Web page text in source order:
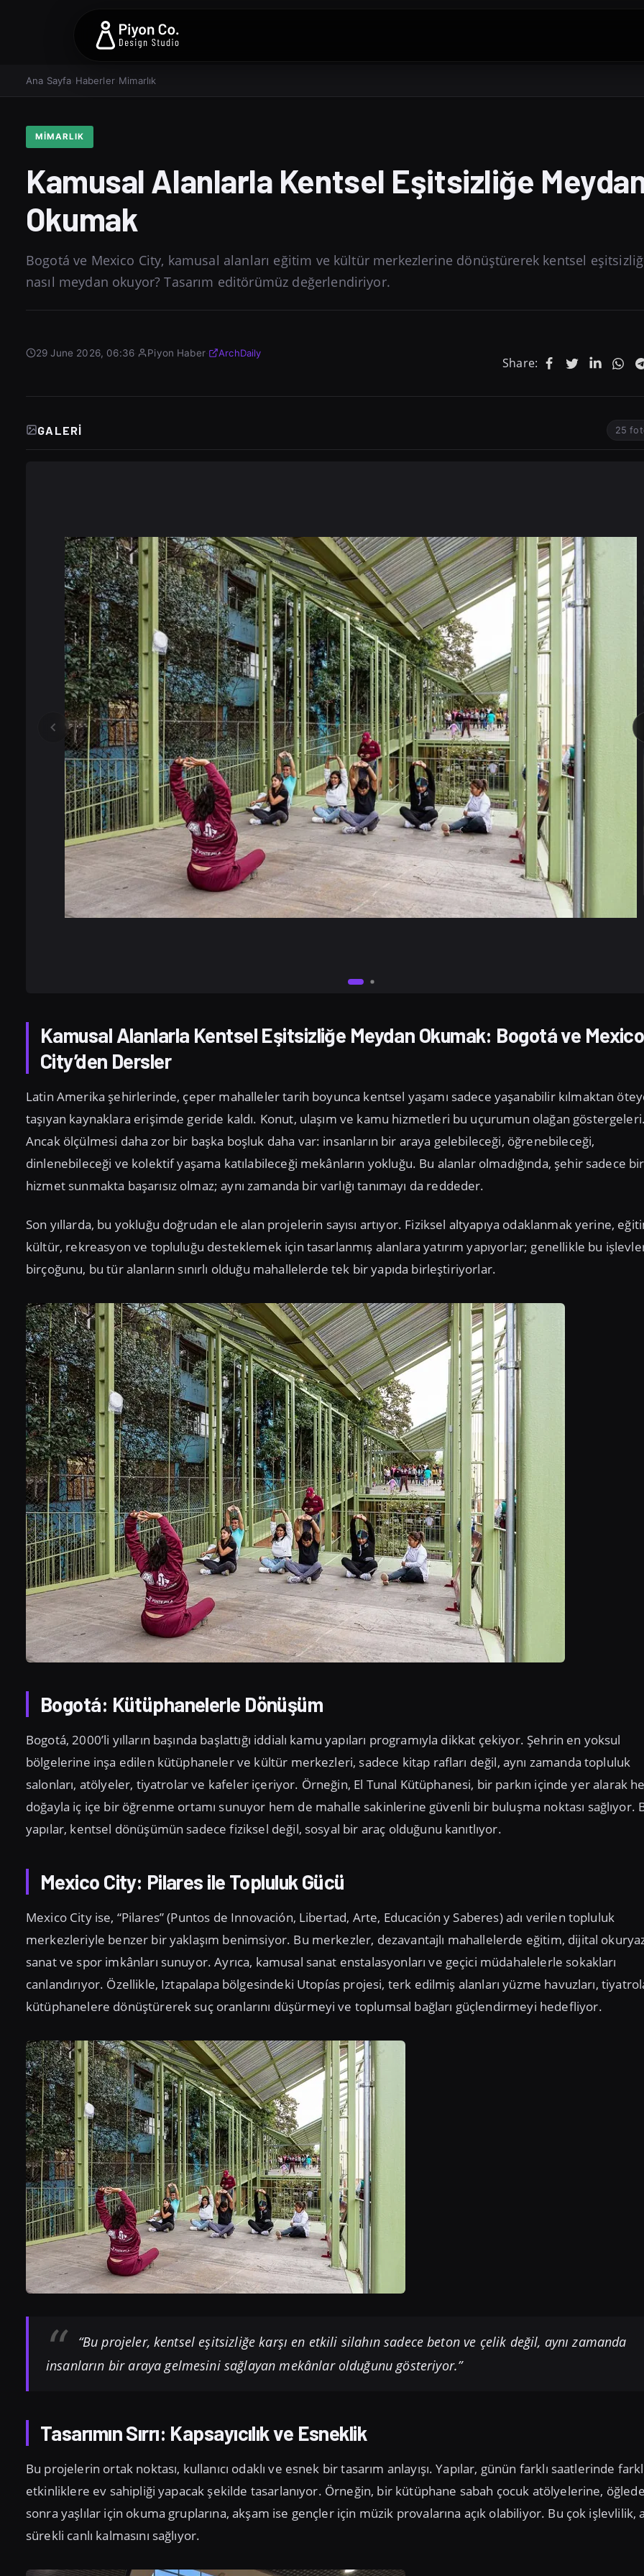
Ana Sayfa Haberler› Mimarlık
MIMARLIK
Kamusal Alanlarla Kentsel Eşitsizliğe
Okumak
Bogotá ve Mexico City, kamusal alanları eğitim ve kültür merkezlerine dönüştürerek kentsel
nasıl meydan okuyor? Tasarım editörümüz değerlendiriyor.
29 June 2026, 06:36 Piyon Haber· ArchDaily
Share:
GALERI 25
Kamusal Alanlarla Kentsel Eşitsizliğe Meydan Okumak: Bogotá ve Mexico
City’den Dersler
Latin Amerika şehirlerinde, çeper mahalleler tarih boyunca kentsel yaşamı sadece yaşanabilir kılmaktan
taşıyan kaynaklara erişimde geride kaldı. Konut, ulaşım ve kamu hizmetleri bu uçurumun olağan göstergeleri.
Ancak ölçülmesi daha zor bir başka boşluk daha var: insanların bir araya gelebileceği, öğrenebileceği,
dinlenebileceği ve kolektif yaşama katılabileceği mekânların yokluğu. Bu alanlar olmadığında, şehir sadece bir
hizmet sunmakta başarısız olmaz; aynı zamanda bir varlığı tanımayı da reddeder.
Son yıllarda, bu yokluğu doğrudan ele alan projelerin sayısı artıyor. Fiziksel altyapıya odaklanmak yerine,
kültür, rekreasyon ve topluluğu desteklemek için tasarlanmış alanlara yatırım yapıyorlar; genellikle bu
birçoğunu, bu tür alanların sınırlı olduğu mahallelerde tek bir yapıda birleştiriyorlar.
Bogotá: Kütüphanelerle Dönüşüm
Bogotá, 2000’li yılların başında başlattığı iddialı kamu yapıları programıyla dikkat çekiyor. Şehrin en yoksul
bölgelerine inşa edilen kütüphaneler ve kültür merkezleri, sadece kitap rafları değil, aynı zamanda topluluk
salonları, atölyeler, tiyatrolar ve kafeler içeriyor. Örneğin, El Tunal Kütüphanesi, bir parkın içinde yer alarak
doğayla iç içe bir öğrenme ortamı sunuyor hem de mahalle sakinlerine güvenli bir buluşma noktası sağlıyor.
yapılar, kentsel dönüşümün sadece fiziksel değil, sosyal bir araç olduğunu kanıtlıyor.
Mexico City: Pilares ile Topluluk Gücü
Mexico City ise, “Pilares” (Puntos de Innovación, Libertad, Arte, Educación y Saberes) adı verilen topluluk
merkezleriyle benzer bir yaklaşım benimsiyor. Bu merkezler, dezavantajlı mahallelerde eğitim, dijital
sanat ve spor imkânları sunuyor. Ayrıca, kamusal sanat enstalasyonları ve geçici müdahalelerle sokakları
canlandırıyor. Özellikle, Iztapalapa bölgesindeki Utopías projesi, terk edilmiş alanları yüzme havuzları,
kütüphanelere dönüştürerek suç oranlarını düşürmeyi ve toplumsal bağları güçlendirmeyi hedefliyor.
“Bu projeler, kentsel eşitsizliğe karşı en etkili silahın sadece beton ve çelik değil, aynı zamanda
insanların bir araya gelmesini sağlayan mekânlar olduğunu gösteriyor.”
Tasarımın Sırrı: Kapsayıcılık ve Esneklik
Bu projelerin ortak noktası, kullanıcı odaklı ve esnek bir tasarım anlayışı. Yapılar, günün farklı saatlerinde
etkinliklere ev sahipliği yapacak şekilde tasarlanıyor. Örneğin, bir kütüphane sabah çocuk atölyelerine,
sonra yaşlılar için okuma gruplarına, akşam ise gençler için müzik provalarına açık olabiliyor. Bu çok işlevlilik,
sürekli canlı kalmasını sağlıyor.